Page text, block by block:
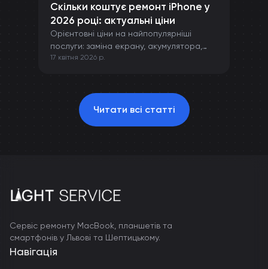
Скільки коштує ремонт iPhone у
2026 році: актуальні ціни
Орієнтовні ціни на найпопулярніші
послуги: заміна екрану, акумулятора,
камери та інших компонентів iPhone.
17 квітня 2026 р.
Читати всі статті
Сервіс ремонту MacBook, планшетів та
смартфонів у Львові та Шептицькому.
Навігація